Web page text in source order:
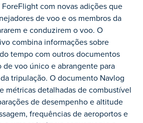
com novas adições que
de voo e os membros da
e conduzirem o voo. O
combina informações sobre
tempo com outros documentos
de voo único e abrangente para
tripulação. O documento Navlog
métricas detalhadas de combustível
de desempenho e altitude
frequências de aeroportos e